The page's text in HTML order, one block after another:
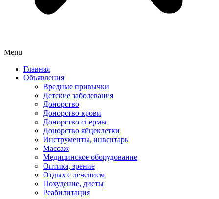
Menu
Главная
Объявления
Вредные привычки
Детские заболевания
Донорство
Донорство крови
Донорство спермы
Донорство яйцеклетки
Инструменты, инвентарь
Массаж
Медицинское оборудование
Оптика, зрение
Отдых с лечением
Похудение, диеты
Реабилитация